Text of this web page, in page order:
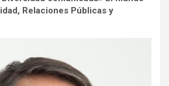
Relaciones Públicas y